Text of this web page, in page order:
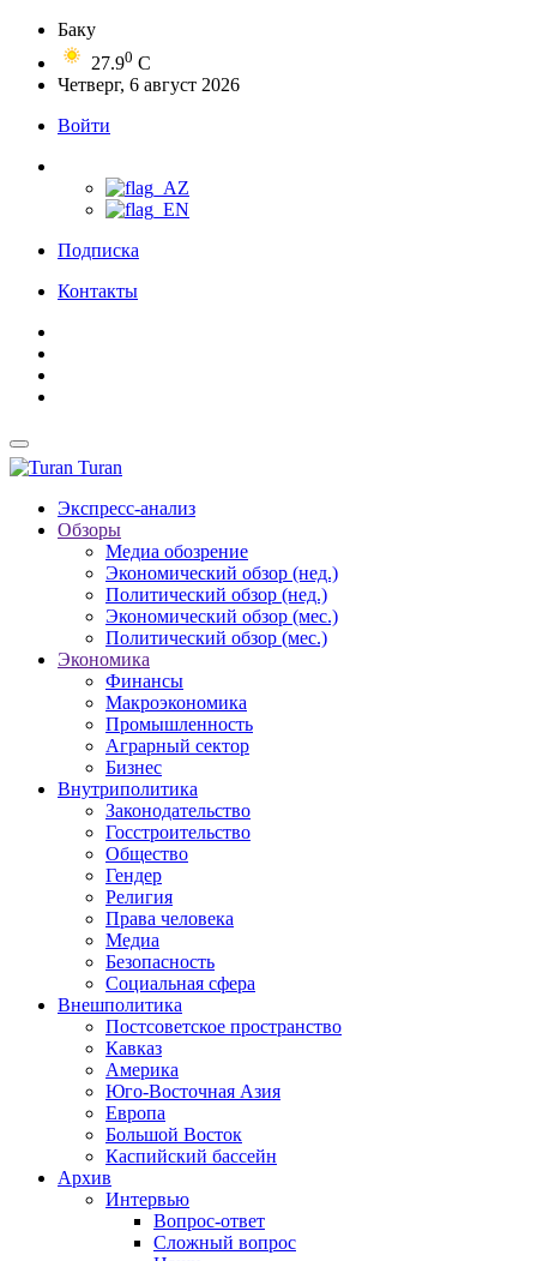
Баку
27.90 C
Четверг, 6 август 2026
Войти
Подписка
Контакты
Turan
Экспресс-анализ
Обзоры
Медиа обозрение
Экономический обзор (нед.)
Политический обзор (нед.)
Экономический обзор (мес.)
Политический обзор (мес.)
Экономика
Финансы
Макроэкономика
Промышленность
Аграрный сектор
Бизнес
Внутриполитика
Законодательство
Госстроительство
Общество
Гендер
Религия
Права человека
Медиа
Безопасность
Социальная сфера
Внешполитика
Постсоветское пространство
Кавказ
Америка
Юго-Восточная Азия
Европа
Большой Восток
Каспийский бассейн
Архив
Интервью
Вопрос-ответ
Сложный вопрос